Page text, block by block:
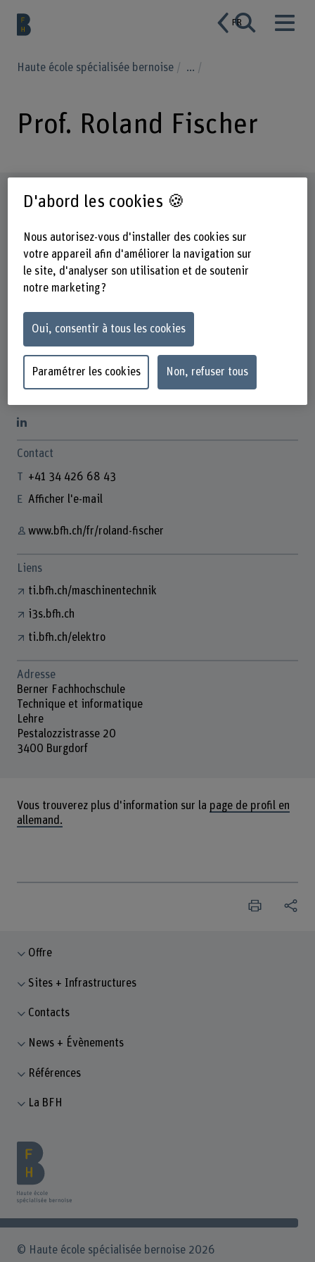
FR
Haute école spécialisée bernoise ...
Prof. Roland Fischer
Profil
Prof. Roland Fischer
Dozent
Contact
+41 34 426 68 43
Afficher l'e-mail
www.bfh.ch/fr/roland-fischer
Liens
ti.bfh.ch/maschinentechnik
i3s.bfh.ch
ti.bfh.ch/elektro
Adresse
Berner Fachhochschule
Technique et informatique
Lehre
Pestalozzistrasse 20
3400 Burgdorf
Vous trouverez plus d'information sur la page de profil en
allemand.
Offre
Sites + Infrastructures
Contacts
News + Évènements
Références
La BFH
© Haute école spécialisée bernoise 2026
D'abord les cookies 🍪
Nous autorisez-vous d'installer des cookies sur
votre appareil afin d'améliorer la navigation sur
le site, d'analyser son utilisation et de soutenir
notre marketing ?
Oui, consentir à tous les cookies
Paramétrer les cookies Non, refuser tous